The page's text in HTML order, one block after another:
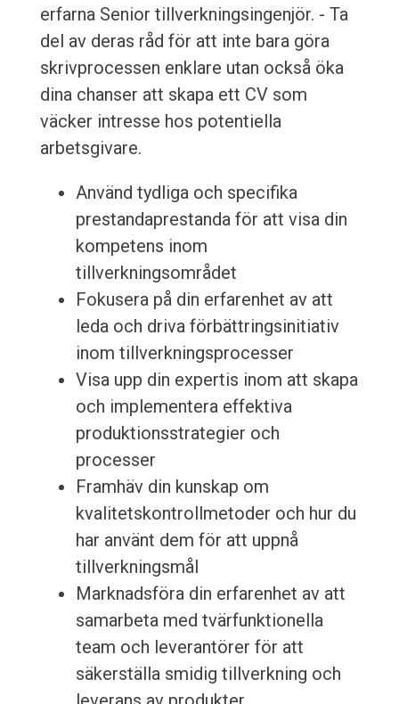
erfarna Senior tillverkningsingenjör. - Ta
del av deras råd för att inte bara göra
skrivprocessen enklare utan också öka
dina chanser att skapa ett CV som
väcker intresse hos potentiella
arbetsgivare.
Använd tydliga och specifika
prestandaprestanda för att visa din
kompetens inom
tillverkningsområdet
Fokusera på din erfarenhet av att
leda och driva förbättringsinitiativ
inom tillverkningsprocesser
Visa upp din expertis inom att skapa
och implementera effektiva
produktionsstrategier och
processer
Framhäv din kunskap om
kvalitetskontrollmetoder och hur du
har använt dem för att uppnå
tillverkningsmål
Marknadsföra din erfarenhet av att
samarbeta med tvärfunktionella
team och leverantörer för att
säkerställa smidig tillverkning och